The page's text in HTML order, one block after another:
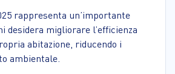
rappresenta un’importante
desidera migliorare l’efficienza
abitazione, riducendo i
ambientale.